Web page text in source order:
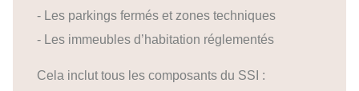
- Les parkings fermés et zones techniques
- Les immeubles d’habitation réglementés
Cela inclut tous les composants du SSI :